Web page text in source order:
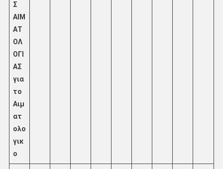
Σ
ΑΙΜ
ΑΤ
ΟΛ
ΟΓΙ
ΑΣ
για
το
Αιμ
ατ
ολο
γικ
ο